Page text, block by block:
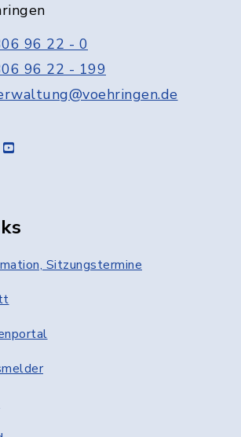
96 22 - 0
96 22 - 199
youtube
Sitzungstermine